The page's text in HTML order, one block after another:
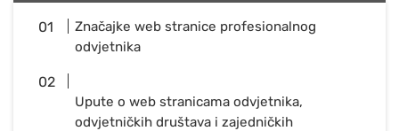
Značajke web stranice profesionalnog
odvjetnika
Upute o web stranicama odvjetnika,
odvjetničkih društava i zajedničkih